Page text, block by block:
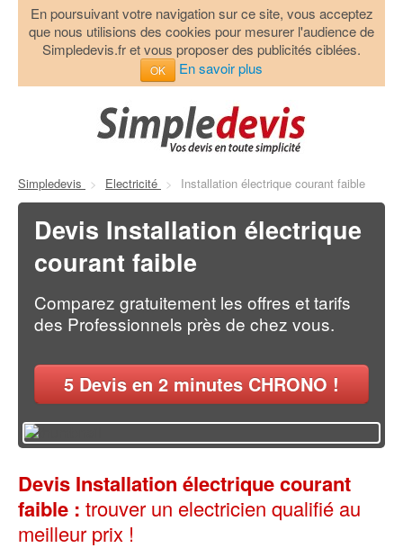
En poursuivant votre navigation sur ce site, vous acceptez
que nous utilisions des cookies pour mesurer l'audience de
Simpledevis.fr et vous proposer des publicités ciblées.
OK En savoir plus
Simpledevis > Electricité > Installation électrique courant faible
Devis Installation électrique
courant faible
Comparez gratuitement les offres et tarifs
des Professionnels près de chez vous.
5 Devis en 2 minutes CHRONO !
Devis Installation électrique courant
faible : trouver un electricien qualifié au
meilleur prix !